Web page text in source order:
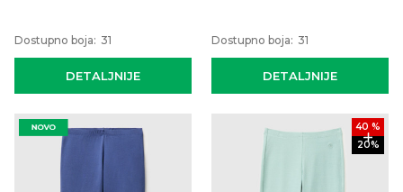
DETALJNIJE
Dostupno boja: 31
DETALJNIJE
Dostupno boja: 31
40 %
20%